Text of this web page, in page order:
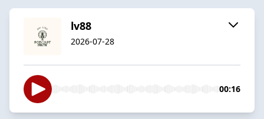
lv88
2026-07-28
00:16